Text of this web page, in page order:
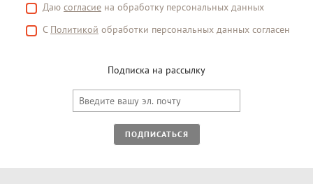
Даю согласие на обработку персональных данных
С Политикой обработки персональных данных согласен
Подписка на рассылку
ПОДПИСАТЬСЯ